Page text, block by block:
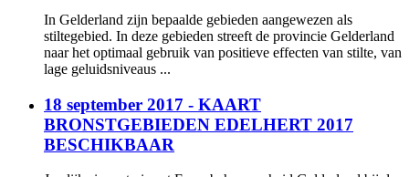
In Gelderland zijn bepaalde gebieden aangewezen als
stiltegebied. In deze gebieden streeft de provincie Gelderland
naar het optimaal gebruik van positieve effecten van stilte, van
lage geluidsniveaus ...
18 september 2017 - KAART
BRONSTGEBIEDEN EDELHERT 2017
BESCHIKBAAR